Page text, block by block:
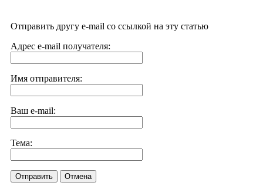
Отправить другу e-mail со ссылкой на эту статью
Адрес e-mail получателя:
Имя отправителя:
Ваш e-mail:
Тема:
Отправить Отмена